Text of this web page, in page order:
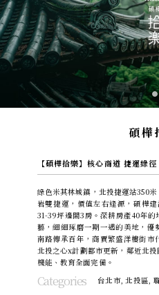
碩樺
【碩樺拾樂】核心商道 捷運綠
綠色米其林城鎮，北投捷運站350
岩雙捷運，價值左右逢源，碩樺
31-39坪邊間3房。深耕房產40年
藝，細細琢磨一期一遇的美地，優
南路傳承百年，商賈繁盛洋樓街市
北投之心x計劃都市更新，鄰近北
機能、教育全面完備。
Categories 台北市, 北投區,